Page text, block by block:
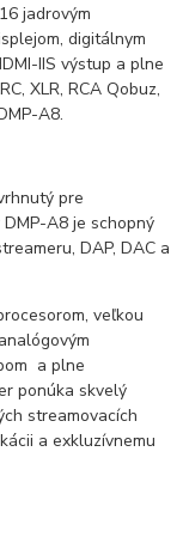
jadrovým
digitálnym
IIS výstup a plne
XLR, RCA Qobuz,
A8.
pre
A8 je schopný
DAP, DAC a
veľkou
a plne
ponúka skvelý
streamovacích
a exkluzívnemu